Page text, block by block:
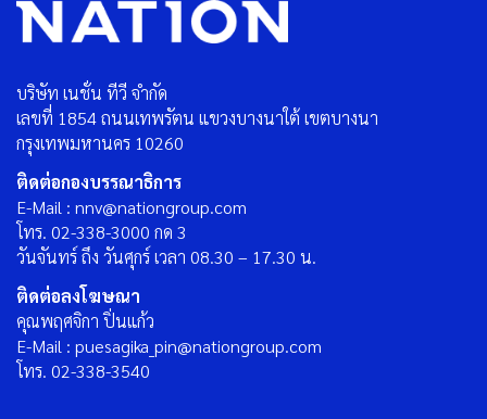
บริษัท เนชั่น ทีวี จำกัด
เลขที่ 1854 ถนนเทพรัตน แขวงบางนาใต้ เขตบางนา
กรุงเทพมหานคร 10260
ติดต่อกองบรรณาธิการ
E-Mail : nnv@nationgroup.com
โทร. 02-338-3000 กด 3
วันจันทร์ ถึง วันศุกร์ เวลา 08.30 – 17.30 น.
ติดต่อลงโฆษณา
คุณพฤศจิกา ปิ่นแก้ว
E-Mail : puesagika_pin@nationgroup.com
โทร. 02-338-3540